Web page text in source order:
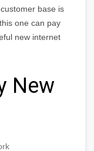
base is
one can pay
new internet
New